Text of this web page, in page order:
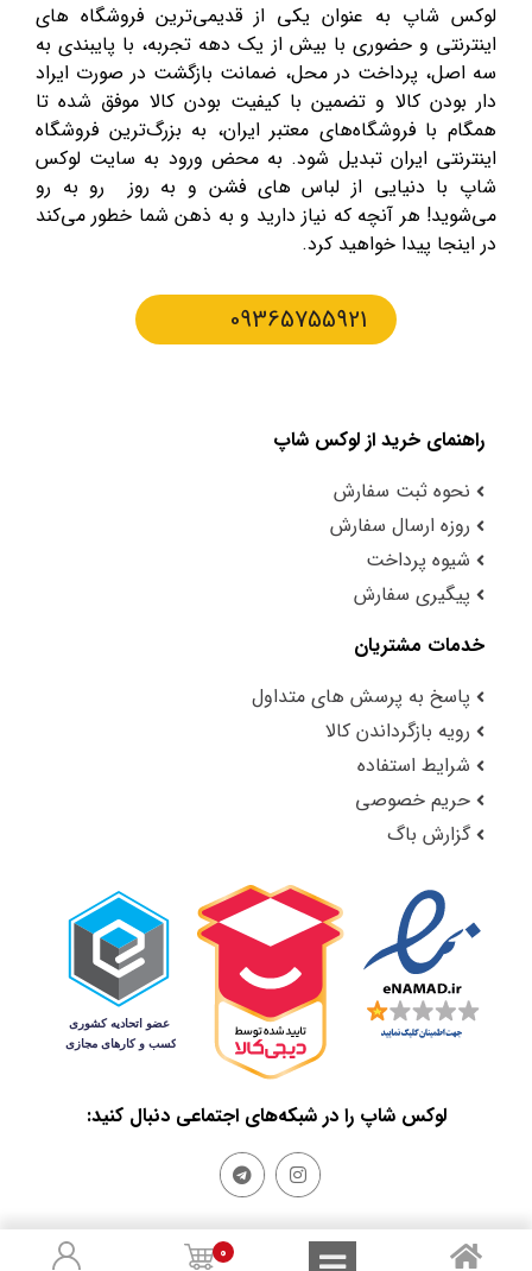
لوکس شاپ به عنوان یکی از قدیمی‌ترین فروشگاه های
اینترنتی و حضوری با بیش از یک دهه تجربه، با پایبندی به
سه اصل، پرداخت در محل، ضمانت بازگشت در صورت ایراد
دار بودن کالا و تضمین با کیفیت بودن کالا موفق شده تا
همگام با فروشگاه‌های معتبر ایران، به بزرگ‌ترین فروشگاه
اینترنتی ایران تبدیل شود. به محض ورود به سایت لوکس
شاپ با دنیایی از لباس های فشن و به روز رو به رو
می‌شوید! هر آنچه که نیاز دارید و به ذهن شما خطور می‌کند
در اینجا پیدا خواهید کرد.
09365755921
راهنمای خرید از لوکس شاپ
نحوه ثبت سفارش
روزه ارسال سفارش
شیوه پرداخت
پیگیری سفارش
خدمات مشتریان
پاسخ به پرسش های متداول
رویه بازگرداندن کالا
شرایط استفاده
حریم خصوصی
گزارش باگ
لوکس شاپ را در شبکه‌های اجتماعی دنبال کنید:
Privacy Policy
Terms of Use
Sales and Refunds
0